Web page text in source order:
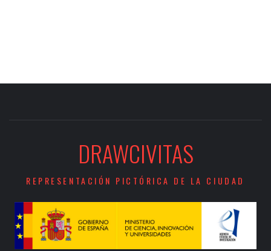
DRAWCIVITAS
REPRESENTACIÓN PICTÓRICA DE LA CIUDAD